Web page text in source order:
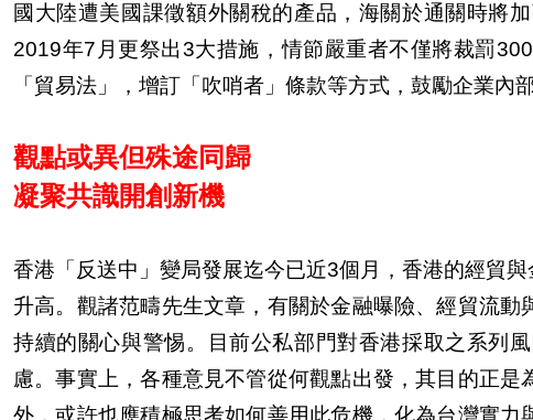
國大陸遭美國課徵額外關稅的產品，海關於通關時將
2019年7月更祭出3大措施，情節嚴重者不僅將裁罰
「貿易法」，增訂「吹哨者」條款等方式，鼓勵企業內
觀點或異但殊途同歸
凝聚共識開創新機
香港「反送中」變局發展迄今已近3個月，香港的經貿
升高。觀諸范疇先生文章，有關於金融曝險、經貿流
持續的關心與警惕。目前公私部門對香港採取之系列
慮。事實上，各種意見不管從何觀點出發，其目的正
外，或許也應積極思考如何善用此危機，化為台灣實